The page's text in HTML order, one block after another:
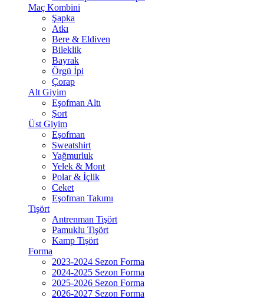
Maç Kombini
Şapka
Atkı
Bere & Eldiven
Bileklik
Bayrak
Örgü İpi
Çorap
Alt Giyim
Eşofman Altı
Şort
Üst Giyim
Eşofman
Sweatshirt
Yağmurluk
Yelek & Mont
Polar & İçlik
Ceket
Eşofman Takımı
Tişört
Antrenman Tişört
Pamuklu Tişört
Kamp Tişört
Forma
2023-2024 Sezon Forma
2024-2025 Sezon Forma
2025-2026 Sezon Forma
2026-2027 Sezon Forma